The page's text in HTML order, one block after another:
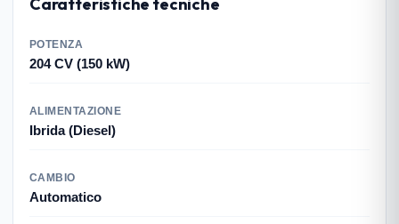
POTENZA
204 CV (150 kW)
ALIMENTAZIONE
Ibrida (Diesel)
CAMBIO
Automatico